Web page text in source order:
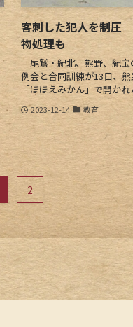
客刺した犯人を制
物処理も
尾鷲・紀北、熊野、紀宝
例会と合同訓練が13日、
「ほほえみかん」で開かれ
2023-12-14 教育
2